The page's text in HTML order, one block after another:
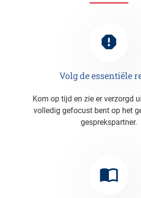
Volg de essentiële
Kom op tijd en zie er verzorgd uit. Zorg dat je
volledig gefocust bent op het
gesprekspartner.